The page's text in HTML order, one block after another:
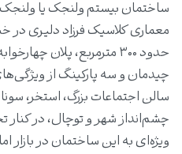
معماری کلاسیک فرزاد دلیری
حدود ۳۰۰ مترمربع، پلان
چیدمان و سه پارکینگ از
سالن اجتماعات بزرگ، استخر،
چشم‌انداز شهر و توچال، در کنار
ویژه‌ای به این ساختمان در